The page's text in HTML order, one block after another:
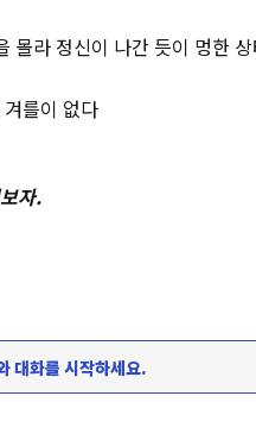
몰라 정신이 나간 듯이 멍한
를이 없다
자.
대화를 시작하세요.